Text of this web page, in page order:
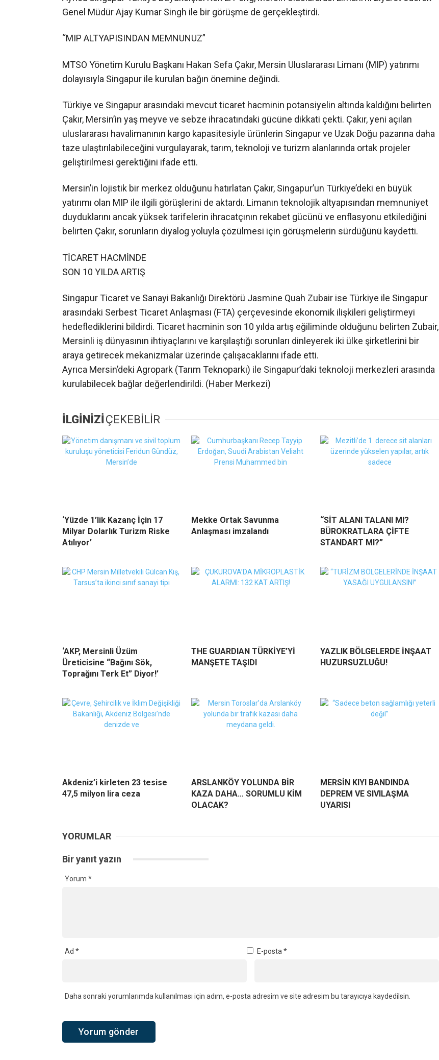
Genel Müdür Ajay Kumar Singh ile bir görüşme de gerçekleştirdi.
“MIP ALTYAPISINDAN MEMNUNUZ”
MTSO Yönetim Kurulu Başkanı Hakan Sefa Çakır, Mersin Uluslararası Limanı (MIP) yatırımı
dolayısıyla Singapur ile kurulan bağın önemine değindi.
Türkiye ve Singapur arasındaki mevcut ticaret hacminin potansiyelin altında kaldığını belirten
Çakır, Mersin’in yaş meyve ve sebze ihracatındaki gücüne dikkati çekti. Çakır, yeni açılan
uluslararası havalimanının kargo kapasitesiyle ürünlerin Singapur ve Uzak Doğu pazarına daha
taze ulaştırılabileceğini vurgulayarak, tarım, teknoloji ve turizm alanlarında ortak projeler
geliştirilmesi gerektiğini ifade etti.
Mersin’in lojistik bir merkez olduğunu hatırlatan Çakır, Singapur’un Türkiye’deki en büyük
yatırımı olan MIP ile ilgili görüşlerini de aktardı. Limanın teknolojik altyapısından memnuniyet
duyduklarını ancak yüksek tarifelerin ihracatçının rekabet gücünü ve enflasyonu etkilediğini
belirten Çakır, sorunların diyalog yoluyla çözülmesi için görüşmelerin sürdüğünü kaydetti.
TİCARET HACMİNDE
SON 10 YILDA ARTIŞ
Singapur Ticaret ve Sanayi Bakanlığı Direktörü Jasmine Quah Zubair ise Türkiye ile Singapur
arasındaki Serbest Ticaret Anlaşması (FTA) çerçevesinde ekonomik ilişkileri geliştirmeyi
hedeflediklerini bildirdi. Ticaret hacminin son 10 yılda artış eğiliminde olduğunu belirten Zubair,
Mersinli iş dünyasının ihtiyaçlarını ve karşılaştığı sorunları dinleyerek iki ülke şirketlerini bir
araya getirecek mekanizmalar üzerinde çalışacaklarını ifade etti.
Ayrıca Mersin’deki Agropark (Tarım Teknoparkı) ile Singapur’daki teknoloji merkezleri arasında
kurulabilecek bağlar değerlendirildi. (Haber Merkezi)
İLGİNİZİÇEKEBİLİR
‘Yüzde 1’lik Kazanç İçin 17
Milyar Dolarlık Turizm Riske
Atılıyor’
Mekke Ortak Savunma
Anlaşması imzalandı
“SİT ALANI TALANI MI?
BÜROKRATLARA ÇİFTE
STANDART MI?”
‘AKP, Mersinli Üzüm
Üreticisine “Bağını Sök,
Toprağını Terk Et” Diyor!’
THE GUARDIAN TÜRKİYE’Yİ
MANŞETE TAŞIDI
YAZLIK BÖLGELERDE İNŞAAT
HUZURSUZLUĞU!
Akdeniz’i kirleten 23 tesise
47,5 milyon lira ceza
ARSLANKÖY YOLUNDA BİR
KAZA DAHA… SORUMLU KİM
OLACAK?
MERSİN KIYI BANDINDA
DEPREM VE SIVILAŞMA
UYARISI
YORUMLAR
Bir yanıt yazın
Yorum *
Ad * E-posta*
Daha sonraki yorumlarımda kullanılması için adım, e-posta adresim ve site adresim bu tarayıcıya kaydedilsin.